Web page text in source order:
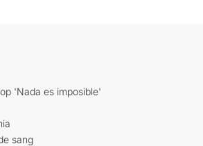
'Nada es imposible'
sang